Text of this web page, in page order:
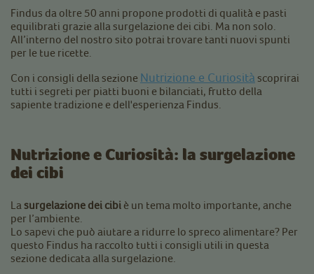
Findus da oltre 50 anni propone prodotti di qualità e pasti
equilibrati grazie alla surgelazione dei cibi. Ma non solo.
All’interno del nostro sito potrai trovare tanti nuovi spunti
per le tue ricette.
Con i consigli della sezione Nutrizione e Curiosità scoprirai
tutti i segreti per piatti buoni e bilanciati, frutto della
sapiente tradizione e dell'esperienza Findus.
Nutrizione e Curiosità: la surgelazione
dei cibi
La surgelazione dei cibi è un tema molto importante, anche
per l’ambiente.
Lo sapevi che può aiutare a ridurre lo spreco alimentare? Per
questo Findus ha raccolto tutti i consigli utili in questa
sezione dedicata alla surgelazione.